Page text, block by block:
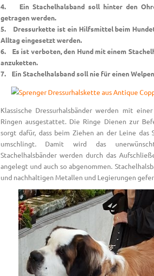
4. Ein Stachelhalsband soll hinter den
getragen werden.
5. Dressurkette ist ein Hilfsmittel beim
Alltag eingesetzt werden.
6. Es ist verboten, den Hund mit einem
anzuketten.
7. Ein Stachelhalsband soll nie für einen
Klassische Dressurhalsbänder werden mit
Ringen ausgestattet. Die Ringe Dienen zur
sorgt dafür, dass beim Ziehen an der Leine das
umschlingt. Damit wird das
Stachelhalsbänder werden durch das
angelegt und auch so abgenommen.
und nachhaltigen Metallen und Legierungen